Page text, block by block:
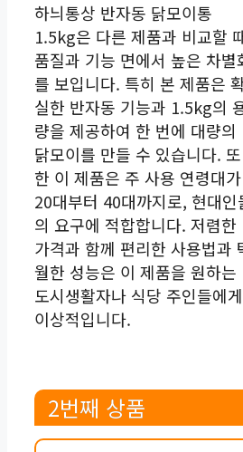
하늬통상 반자동 닭모이통
1.5kg은 다른 제품과 비교할
품질과 기능 면에서 높은 차별
를 보입니다. 특히 본 제품은
실한 반자동 기능과 1.5kg의
량을 제공하여 한 번에 대량의
닭모이를 만들 수 있습니다. 또
한 이 제품은 주 사용 연령대가
20대부터 40대까지로, 현대인
의 요구에 적합합니다. 저렴한
가격과 함께 편리한 사용법과
월한 성능은 이 제품을 원하는
도시생활자나 식당 주인들에게
이상적입니다.
2번째 상품